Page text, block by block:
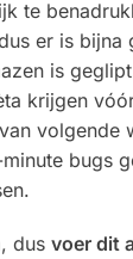
te
er is bijna
is
krijgen
volgende
bugs
dus voer dit